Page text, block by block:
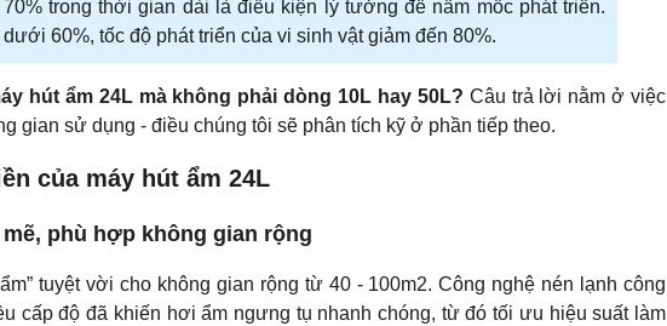
trong thời gian dài là điều kiện lý tưởng để nấm mốc phát triển.
60%, tốc độ phát triển của vi sinh vật giảm đến 80%.
hút ẩm 24L mà không phải dòng 10L hay 50L? Câu trả lời nằm ở việc
gian sử dụng - điều chúng tôi sẽ phân tích kỹ ở phần tiếp theo.
của máy hút ẩm 24L
phù hợp không gian rộng
tuyệt vời cho không gian rộng từ 40 - 100m2. Công nghệ nén lạnh công
cấp độ đã khiến hơi ẩm ngưng tụ nhanh chóng, từ đó tối ưu hiệu suất làm